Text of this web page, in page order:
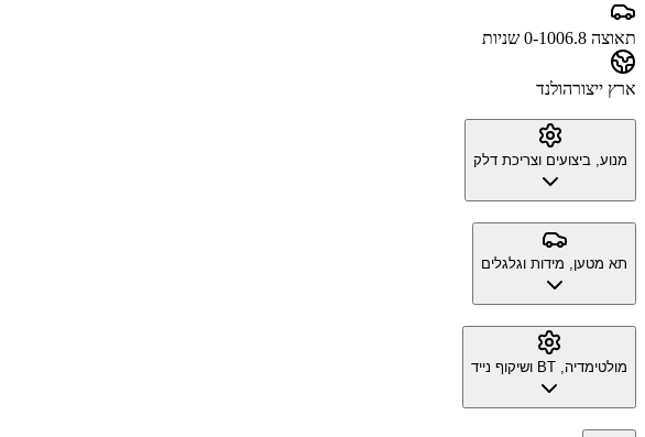
תאוצה 0-100 6.8 שניות
ארץ ייצורהולנד
מנוע, ביצועים וצריכת דלק
תא מטען, מידות וגלגלים
מולטימדיה, BT ושיקוף נייד